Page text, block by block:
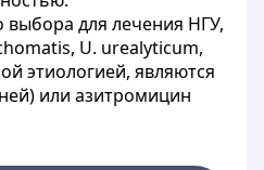
для лечения НГУ,
U. urealyticum,
этиологией, являются
или азитромицин